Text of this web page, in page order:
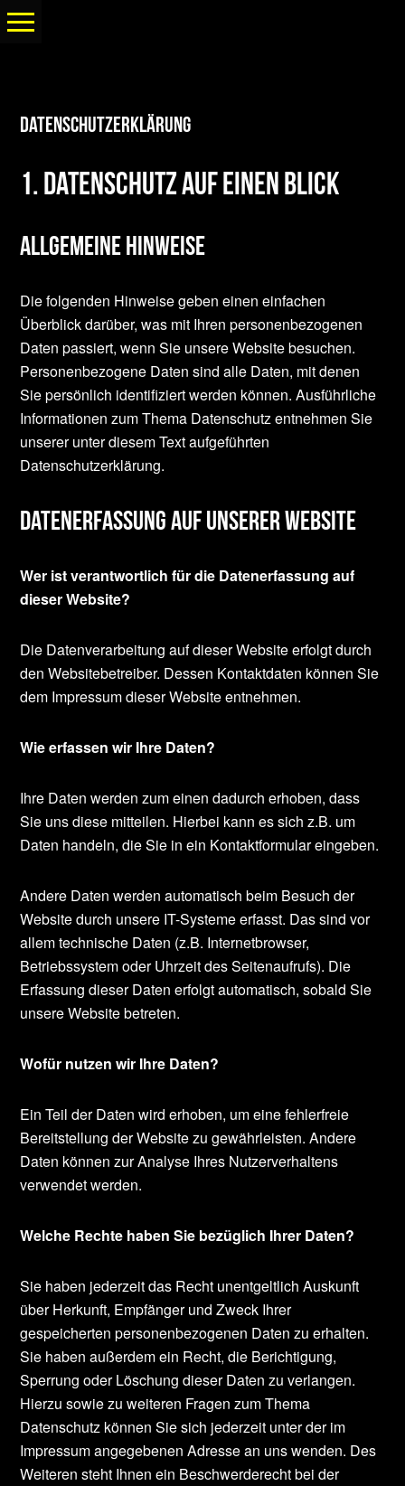
Datenschutzerklärung
1. Datenschutz auf einen Blick
Allgemeine Hinweise
Die folgenden Hinweise geben einen einfachen
Überblick darüber, was mit Ihren personenbezogenen
Daten passiert, wenn Sie unsere Website besuchen.
Personenbezogene Daten sind alle Daten, mit denen
Sie persönlich identifiziert werden können. Ausführliche
Informationen zum Thema Datenschutz entnehmen Sie
unserer unter diesem Text aufgeführten
Datenschutzerklärung.
Datenerfassung auf unserer Website
Wer ist verantwortlich für die Datenerfassung auf
dieser Website?
Die Datenverarbeitung auf dieser Website erfolgt durch
den Websitebetreiber. Dessen Kontaktdaten können Sie
dem Impressum dieser Website entnehmen.
Wie erfassen wir Ihre Daten?
Ihre Daten werden zum einen dadurch erhoben, dass
Sie uns diese mitteilen. Hierbei kann es sich z.B. um
Daten handeln, die Sie in ein Kontaktformular eingeben.
Andere Daten werden automatisch beim Besuch der
Website durch unsere IT-Systeme erfasst. Das sind vor
allem technische Daten (z.B. Internetbrowser,
Betriebssystem oder Uhrzeit des Seitenaufrufs). Die
Erfassung dieser Daten erfolgt automatisch, sobald Sie
unsere Website betreten.
Wofür nutzen wir Ihre Daten?
Ein Teil der Daten wird erhoben, um eine fehlerfreie
Bereitstellung der Website zu gewährleisten. Andere
Daten können zur Analyse Ihres Nutzerverhaltens
verwendet werden.
Welche Rechte haben Sie bezüglich Ihrer Daten?
Sie haben jederzeit das Recht unentgeltlich Auskunft
über Herkunft, Empfänger und Zweck Ihrer
gespeicherten personenbezogenen Daten zu erhalten.
Sie haben außerdem ein Recht, die Berichtigung,
Sperrung oder Löschung dieser Daten zu verlangen.
Hierzu sowie zu weiteren Fragen zum Thema
Datenschutz können Sie sich jederzeit unter der im
Impressum angegebenen Adresse an uns wenden. Des
Weiteren steht Ihnen ein Beschwerderecht bei der